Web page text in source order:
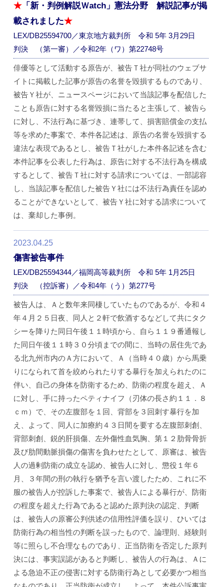
★ 「新・判例解説Ｗatch」憲法分野 解説記事が掲
載されました★
LEX/DB25594700／東京地方裁判所 令和 5年 3月29日
判決 （第一審）／令和2年（ワ）第22748号
俳優等として活動する原告が、被告Ｔ社が同社のウェブサ
イトに掲載した記事が原告の名誉を毀損するものであり、
被告Ｙ社が、ニュースページにおいて当該記事を配信した
ことも原告に対する名誉毀損に当たると主張して、被告ら
に対し、不法行為に基づき、連帯して、損害賠償金の支払
等を求めた事案で、本件各記述は、原告の名誉を毀損する
違法な表現であるとし、被告Ｔ社がした本件各記述を含む
本件記事を公表した行為は、原告に対する不法行為を構成
するとして、被告Ｔ社に対する請求については、一部認容
し、当該記事を配信した被告Ｙ社には不法行為責任を認め
ることができないとして、被告Ｙ社に対する請求について
は、棄却した事例。
2023.04.25
傷害被告事件
LEX/DB25594344／福岡高等裁判所 令和 5年 1月25日
判決 （控訴審）／令和4年（う）第277号
被告人は、Ａと数年来同棲していたものであるが、令和４
年４月２５日夜、同人と２軒で飲酒するなどして共にタク
シーを降りた同日午後１１時頃から、自ら１１９番通報し
た同日午後１１時３０分頃までの間に、当時の居住先であ
る北九州市内のＡ方において、Ａ（当時４０歳）から馬乗
りになられて首を絞められたりする暴行を加えられたのに
伴い、自己の身体を防衛するため、防衛の程度を超え、Ａ
に対し、手に持ったペティナイフ（刃体の長さ約１１．８
ｃｍ）で、その左腹部を１回、背部を３回刺す暴行を加
え、よって、同人に加療約４３日間を要する左腹部刺創、
背部刺創、鋭的肝損傷、左外傷性血気胸、第１２肋骨骨折
及び肋間動脈損傷の傷害を負わせたとして、原審は、被告
人の過剰防衛の成立を認め、被告人に対し、懲役１年６
月、３年間の刑の執行を猶予を言い渡したため、これに不
服の被告人が控訴した事案で、被告人による暴行が、防衛
の程度を超えた行為であると認めた原判決の認定、判断
は、被告人の原審公判供述の信用性評価を誤り、ひいては
防衛行為の相当性の判断を誤ったもので、論理則、経験則
等に照らし不合理なものであり、正当防衛を否定した原判
決には、事実誤認があると判断し、被告人の行為は、Ａに
よる急迫不正の侵害に対する防衛行為として必要かつ相当